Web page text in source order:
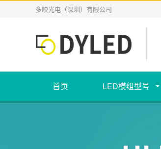
多映光电（深圳）有限公司
首页 LED模组型号